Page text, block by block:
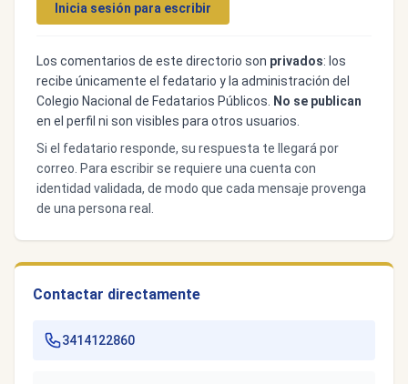
Inicia sesión para escribir
Los comentarios de este directorio son privados: los
recibe únicamente el fedatario y la administración del
Colegio Nacional de Fedatarios Públicos.
No se publican
en el perfil ni son visibles para otros usuarios.
Si el fedatario responde, su respuesta te llegará por
correo. Para escribir se requiere una cuenta con
identidad validada, de modo que cada mensaje provenga
de una persona real.
Contactar directamente
3414122860